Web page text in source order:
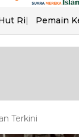
Ri Pemain
Terkini